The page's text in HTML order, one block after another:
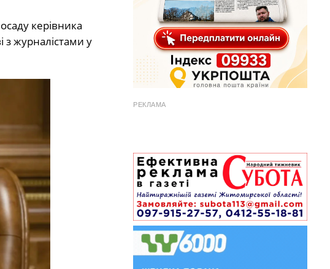
керівника
з журналістами у
РЕКЛАМА